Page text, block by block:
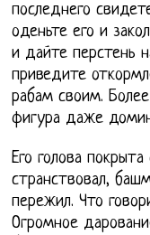
последнего
оденьте его и
и дайте перстень
приведите
рабам своим.
фигура даже
Его голова
странствовал,
пережил. Что
Огромное